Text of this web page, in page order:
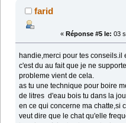
farid
« Réponse #5 le: 03
handie,merci pour tes conseils.il
c'est du au fait que je ne
probleme vient de cela.
as tu une technique pour boire
de litres d'eau bois tu dans la
en ce qui concerne ma chatte,si
veut dire que le chat qu'elle